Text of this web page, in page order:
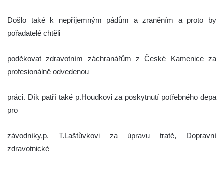
Došlo také k nepříjemným pádům a zraněním a proto by
pořadatelé chtěli
poděkovat zdravotním záchranářům z České Kamenice za
profesionálně odvedenou
práci. Dík patří také p.Houdkovi za poskytnutí potřebného depa
pro
závodníky,p. T.Laštůvkovi za úpravu tratě, Dopravní
zdravotnické